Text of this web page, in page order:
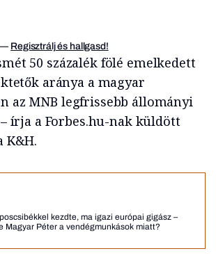
Regisztrálj és hallgasd!
50 százalék fölé emelkedett
aránya a magyar
az MNB legfrissebb állományi
írja a Forbes.hu-nak küldött
K&H.
kezdte, ma igazi európai gigász –
Magyar Péter a vendégmunkások miatt?